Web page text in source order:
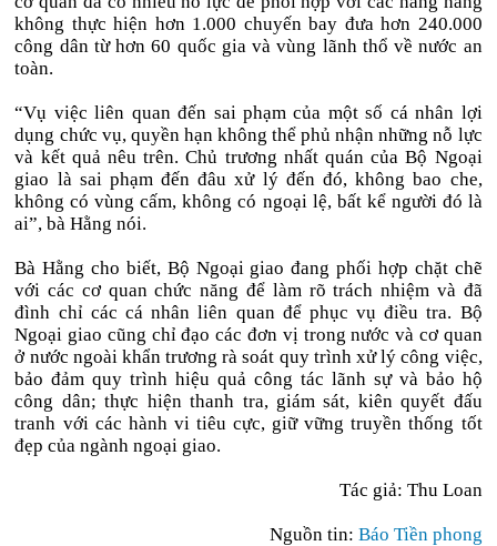
không thực hiện hơn 1.000 chuyến bay đưa hơn 240.000
công dân từ hơn 60 quốc gia và vùng lãnh thổ về nước an
toàn.
“Vụ việc liên quan đến sai phạm của một số cá nhân lợi
dụng chức vụ, quyền hạn không thể phủ nhận những nỗ lực
và kết quả nêu trên. Chủ trương nhất quán của Bộ Ngoại
giao là sai phạm đến đâu xử lý đến đó, không bao che,
không có vùng cấm, không có ngoại lệ, bất kể người đó là
ai”, bà Hằng nói.
Bà Hằng cho biết, Bộ Ngoại giao đang phối hợp chặt chẽ
với các cơ quan chức năng để làm rõ trách nhiệm và đã
đình chỉ các cá nhân liên quan để phục vụ điều tra. Bộ
Ngoại giao cũng chỉ đạo các đơn vị trong nước và cơ quan
ở nước ngoài khẩn trương rà soát quy trình xử lý công việc,
bảo đảm quy trình hiệu quả công tác lãnh sự và bảo hộ
công dân; thực hiện thanh tra, giám sát, kiên quyết đấu
tranh với các hành vi tiêu cực, giữ vững truyền thống tốt
đẹp của ngành ngoại giao.
Tác giả: Thu Loan
Nguồn tin: Báo Tiền phong